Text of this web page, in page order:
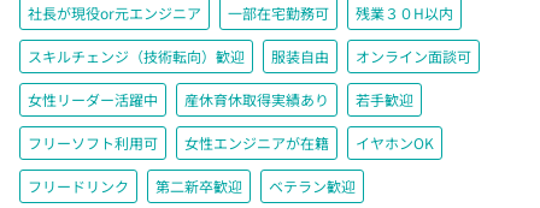
社長が現役or元エンジニア 一部在宅勤務可 残業３０H以内
スキルチェンジ（技術転向）歓迎 服装自由 オンライン面談可
女性リーダー活躍中 産休育休取得実績あり 若手歓迎
フリーソフト利用可 女性エンジニアが在籍 イヤホンOK
フリードリンク 第二新卒歓迎 ベテラン歓迎